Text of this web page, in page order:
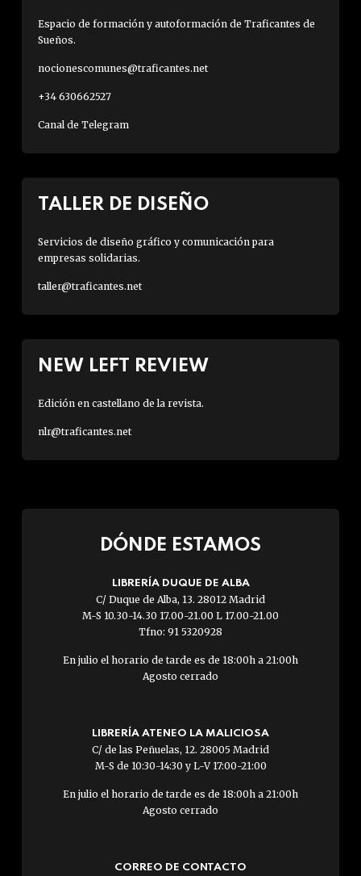
Espacio de formación y autoformación de Traficantes de
Sueños.
nocionescomunes@traficantes.net
+34 630662527
Canal de Telegram
TALLER DE DISEÑO
Servicios de diseño gráfico y comunicación para
empresas solidarias.
taller@traficantes.net
NEW LEFT REVIEW
Edición en castellano de la revista.
nlr@traficantes.net
DÓNDE ESTAMOS
LIBRERÍA DUQUE DE ALBA
C/ Duque de Alba, 13. 28012 Madrid
M-S 10.30-14.30 17.00-21.00 L 17.00-21.00
Tfno: 91 5320928
En julio el horario de tarde es de 18:00h a 21:00h
Agosto cerrado
LIBRERÍA ATENEO LA MALICIOSA
C/ de las Peñuelas, 12. 28005 Madrid
M-S de 10:30-14:30 y L-V 17:00-21:00
En julio el horario de tarde es de 18:00h a 21:00h
Agosto cerrado
CORREO DE CONTACTO